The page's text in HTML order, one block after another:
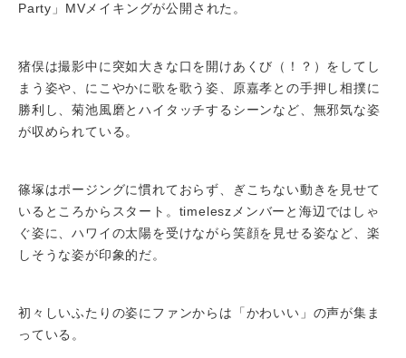
Party」MVメイキングが公開された。
猪俣は撮影中に突如大きな口を開けあくび（！？）をしてし
まう姿や、にこやかに歌を歌う姿、原嘉孝との手押し相撲に
勝利し、菊池風磨とハイタッチするシーンなど、無邪気な姿
が収められている。
篠塚はポージングに慣れておらず、ぎこちない動きを見せて
いるところからスタート。timeleszメンバーと海辺ではしゃ
ぐ姿に、ハワイの太陽を受けながら笑顔を見せる姿など、楽
しそうな姿が印象的だ。
初々しいふたりの姿にファンからは「かわいい」の声が集ま
っている。